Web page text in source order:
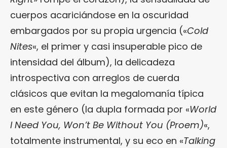
cuerpos acariciándose en la oscuridad
embargados por su propia urgencia («Cold
Nites«, el primer y casi insuperable pico de
intensidad del álbum), la delicadeza
introspectiva con arreglos de cuerda
clásicos que evitan la megalomanía típica
en este género (la dupla formada por «World
I Need You, Won’t Be Without You (Proem)«,
totalmente instrumental, y su eco en «Talking